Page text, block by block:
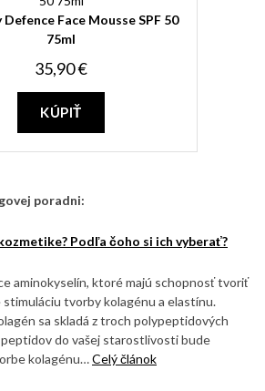
Defence Face Mousse SPF 50
75ml
35,90 €
KÚPIŤ
poradni:
Podľa čoho si ich vyberať?
aminokyselín, ktoré majú schopnosť tvoriť
tvorby kolagénu a elastínu.
sa skladá z troch polypeptidových
do vašej starostlivosti bude
kolagénu…Celý článok